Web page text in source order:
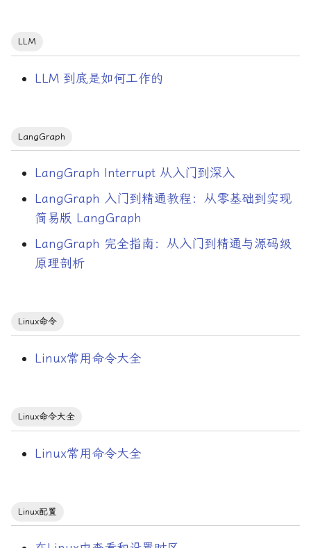
分布式
分布式ID
南北流量
双因素认证
反向传播
反射三定律
取模运算
哈希表
固件
学习方法论
LLM
LLM 到底是如何工作的
LangGraph
LangGraph Interrupt 从入门到深入
LangGraph 入门到精通教程：从零基础到实现
简易版 LangGraph
LangGraph 完全指南：从入门到精通与源码级
原理剖析
Linux命令
Linux常用命令大全
Linux命令大全
Linux常用命令大全
Linux配置